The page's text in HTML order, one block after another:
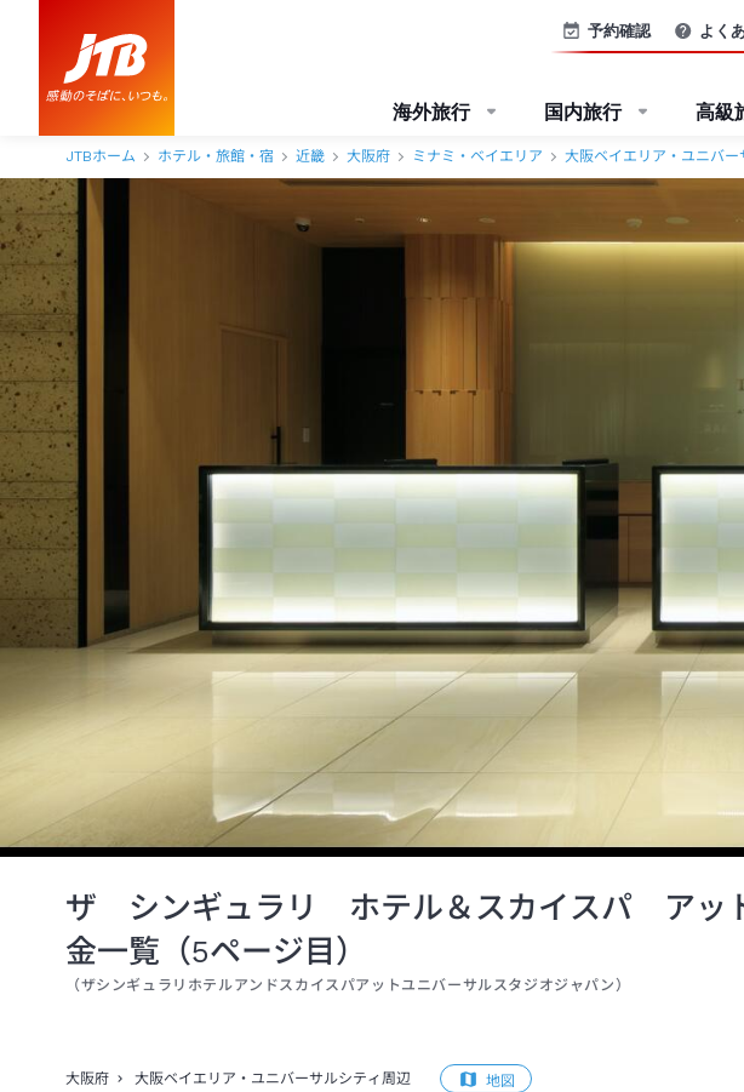
予約確認 よく
海外旅行 国内旅行 高級
JTBホーム ホテル・旅館・宿 近畿 大阪府 ミナミ・ベイエリア 大阪ベイエリア・ユニバー
ザ シンギュラリ ホテル＆スカイスパ アッ
金一覧（5ページ目）
（ザシンギュラリホテルアンドスカイスパアットユニバーサルスタジオジャパン ）
大阪府 大阪ベイエリア・ユニバーサルシティ周辺 地図